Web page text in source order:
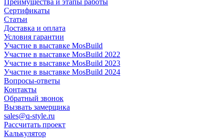
Преимущества и этапы работы
Сертификаты
Статьи
Доставка и оплата
Условия гарантии
Участие в выставке MosBuild
Участие в выставке MosBuild 2022
Участие в выставке MosBuild 2023
Участие в выставке MosBuild 2024
Вопросы-ответы
Контакты
Обратный звонок
Вызвать замерщика
sales@q-style.ru
Рассчитать проект
Калькулятор